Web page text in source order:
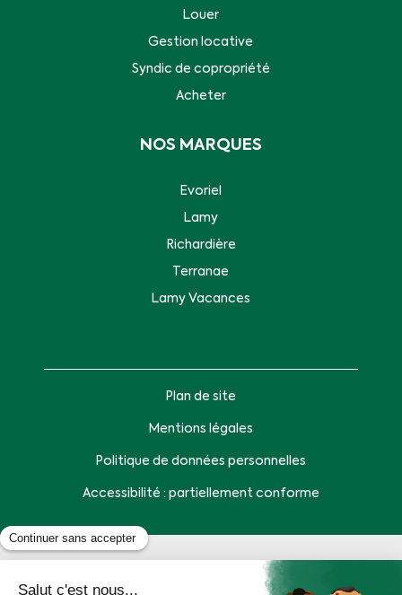
Louer
Gestion locative
Syndic de copropriété
Acheter
NOS MARQUES
Evoriel
Lamy
Richardière
Terranae
Lamy Vacances
Plan de site
Mentions légales
Politique de données personnelles
Accessibilité : partiellement conforme